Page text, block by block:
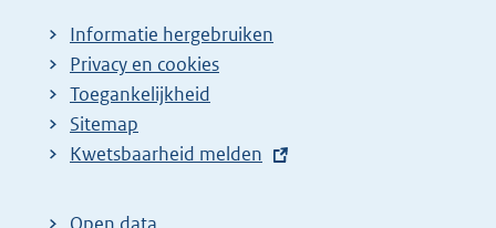
Informatie hergebruiken
Privacy en cookies
Toegankelijkheid
Sitemap
E
t
Kwetsbaarheid melden
Open data